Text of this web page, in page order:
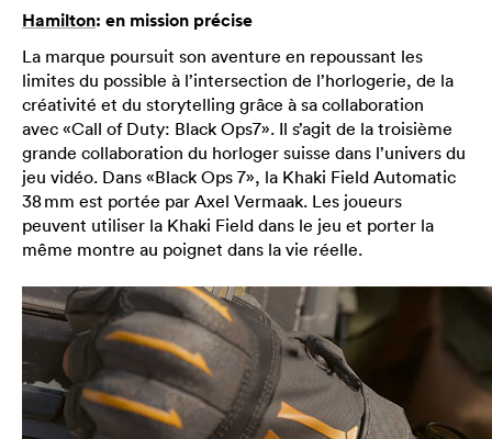
Hamilton: en mission précise
La marque poursuit son aventure en repoussant les
limites du possible à l’intersection de l’horlogerie, de la
créativité et du storytelling grâce à sa collaboration
avec «Call of Duty: Black Ops7». Il s’agit de la troisième
grande collaboration du horloger suisse dans l’univers du
jeu vidéo. Dans «Black Ops 7», la Khaki Field Automatic
38 mm est portée par Axel Vermaak. Les joueurs
peuvent utiliser la Khaki Field dans le jeu et porter la
même montre au poignet dans la vie réelle.